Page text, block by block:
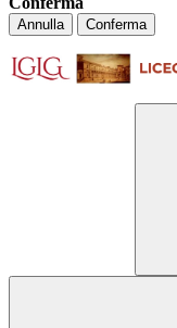
Annulla Conferma